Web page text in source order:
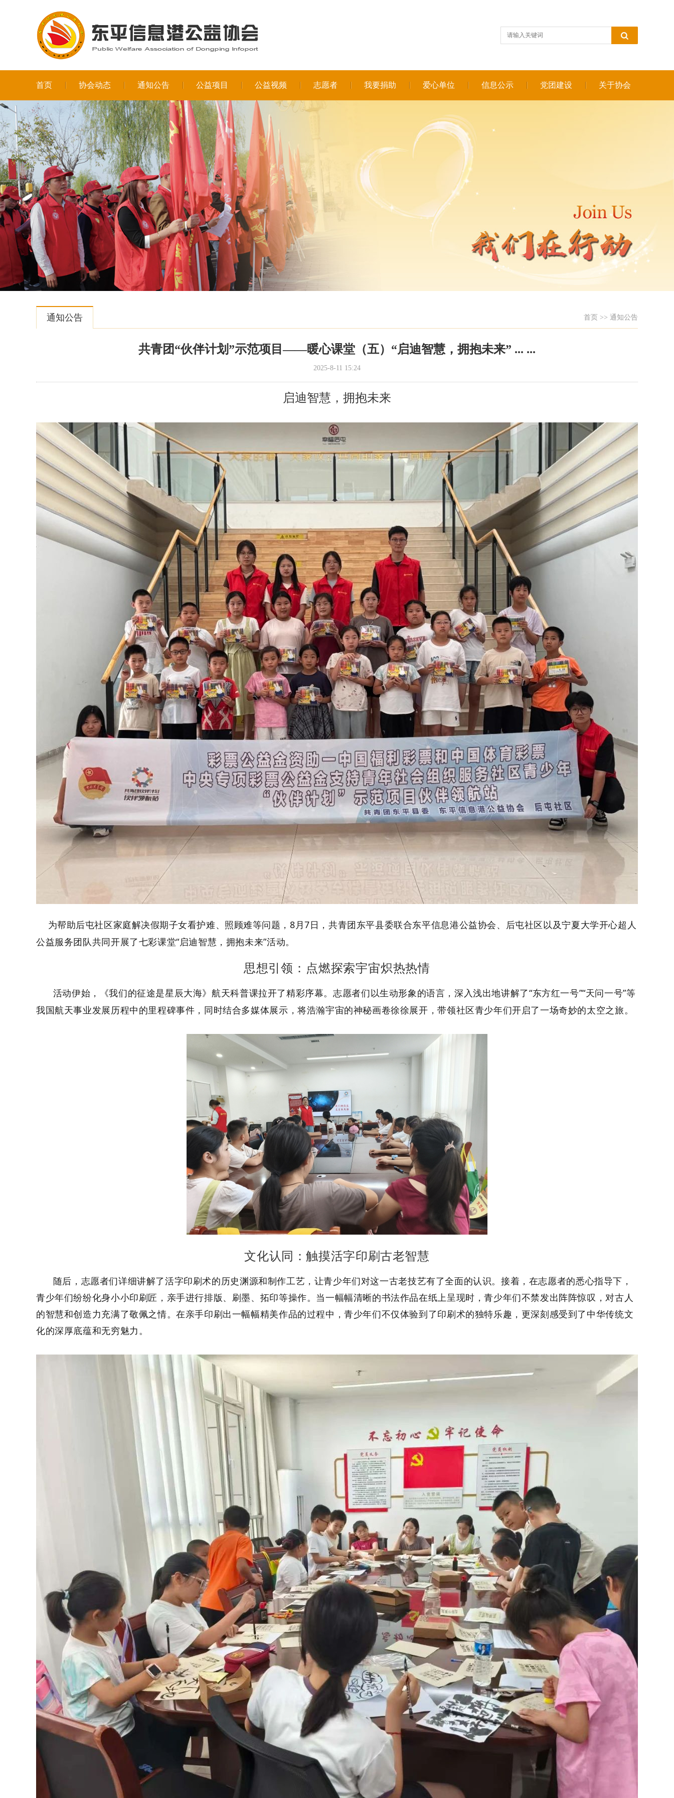
首页 协会动态 通知公告 公益项目 公益视频 志愿者 我要捐助 爱心单位 信息公示 党团建设 关于协会
通知公告 首页 >> 通知公告
共青团“伙伴计划”示范项目——暖心课堂（五）“启迪智慧，拥抱未来” ... ...
2025-8-11 15:24
启迪智慧，拥抱未来
为帮助后屯社区家庭解决假期子女看护难、照顾难等问题， 8月7日，共青团东平县委联合东平信息港公益协会、后屯社区以及宁夏大学开心超人
公益服务团队共同开展了七彩课堂“启迪智慧，拥抱未来”活动。
思想引领：点燃探索宇宙炽热热情
活动伊始，《我们的征途是星辰大海》航天科普课拉开了精彩序幕。志愿者们以生动形象的语言，深入浅出地讲解了“东方红一号”“天问一号”等
我国航天事业发展历程中的里程碑事件，同时结合多媒体展示，将浩瀚宇宙的神秘画卷徐徐展开，带领社区青少年们开启了一场奇妙的太空之旅。
文化认同：触摸活字印刷古老智慧
随后，志愿者们详细讲解了活字印刷术的历史渊源和制作工艺，让青少年们对这一古老技艺有了全面的认识。接着，在志愿者的悉心指导下，
青少年们纷纷化身小小印刷匠，亲手进行排版、刷墨、拓印等操作。当一幅幅清晰的书法作品在纸上呈现时，青少年们不禁发出阵阵惊叹，对古人
的智慧和创造力充满了敬佩之情。在亲手印刷出一幅幅精美作品的过程中，青少年们不仅体验到了印刷术的独特乐趣，更深刻感受到了中华传统文
化的深厚底蕴和无穷魅力。